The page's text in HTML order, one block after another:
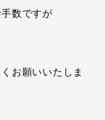
数ですが
お願いいたしま